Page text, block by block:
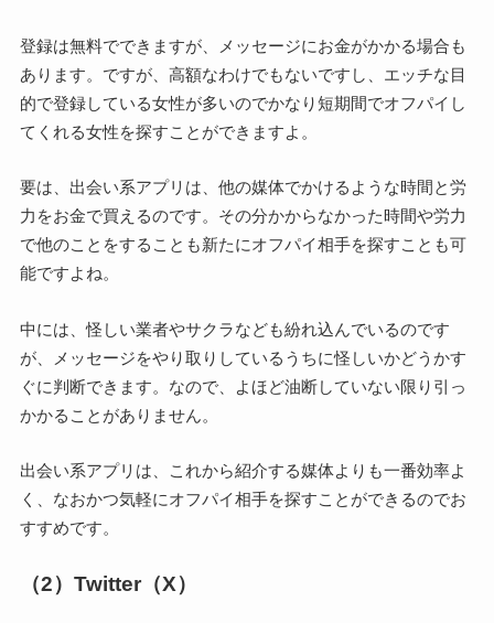
登録は無料でできますが、メッセージにお金がかかる場合も
あります。ですが、高額なわけでもないですし、エッチな目
的で登録している女性が多いのでかなり短期間でオフパイし
てくれる女性を探すことができますよ。
要は、出会い系アプリは、他の媒体でかけるような時間と労
力をお金で買えるのです。その分かからなかった時間や労力
で他のことをすることも新たにオフパイ相手を探すことも可
能ですよね。
中には、怪しい業者やサクラなども紛れ込んでいるのです
が、メッセージをやり取りしているうちに怪しいかどうかす
ぐに判断できます。なので、よほど油断していない限り引っ
かかることがありません。
出会い系アプリは、これから紹介する媒体よりも一番効率よ
く、なおかつ気軽にオフパイ相手を探すことができるのでお
すすめです。
（2）Twitter（X）